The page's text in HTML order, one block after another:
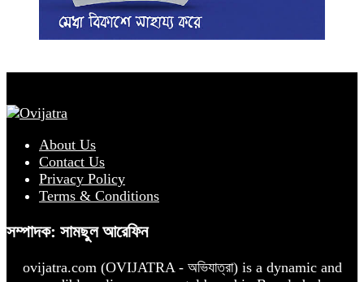
About Us
Contact Us
Privacy Policy
Terms & Conditions
সম্পাদক: সামছুল আরেফিন
ovijatra.com (OVIJATRA - অভিযাত্রা) is a dynamic and